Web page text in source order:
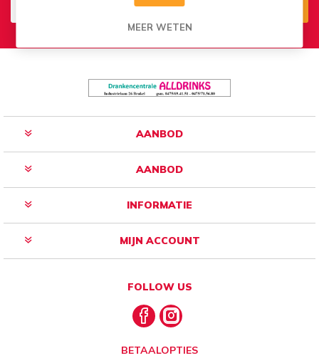
Opzeggen
AANBOD
AANBOD
INFORMATIE
MIJN ACCOUNT
FOLLOW US
BETAALOPTIES
MEER WETEN